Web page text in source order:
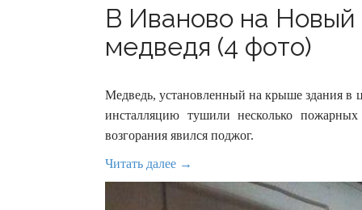
В Иваново на Новый
медведя (4 фото)
Медведь, установленный на крыше здания в
инсталляцию тушили несколько
возгорания явился поджог.
Читать далее →